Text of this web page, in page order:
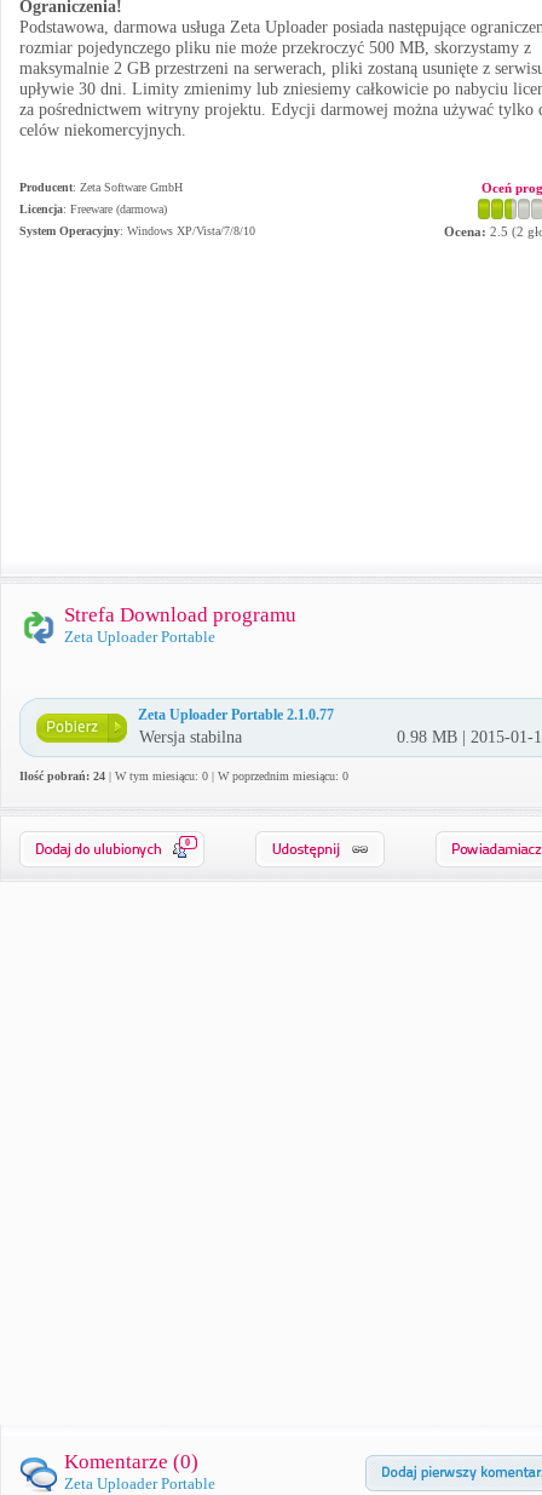
Ograniczenia!
Podstawowa, darmowa usługa Zeta Uploader posiada następujące
rozmiar pojedynczego pliku nie może przekroczyć 500 MB, skorzystamy z
maksymalnie 2 GB przestrzeni na serwerach, pliki zostaną usunięte z
upływie 30 dni. Limity zmienimy lub zniesiemy całkowicie po nabyciu
za pośrednictwem witryny projektu. Edycji darmowej można używać tylko
celów niekomercyjnych.
Producent: Zeta Software GmbH
Licencja: Freeware (darmowa)
System Operacyjny: Windows XP/Vista/7/8/10
Oceń
Ocena: 2.5 (2
Strefa Download programu
Zeta Uploader Portable
Zeta Uploader Portable 2.1.0.77
Wersja stabilna 0.98 MB | 2015-01-
Ilość pobrań: 24 | W tym miesiącu: 0 | W poprzednim miesiącu: 0
0
Komentarze (0)
Zeta Uploader Portable